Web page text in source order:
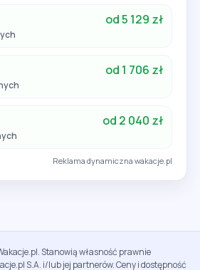
od 5 129 zł
od 1 706 zł
od 2 040 zł
Reklama dynamiczna wakacje.pl
Stanowią własność prawnie
S.A. i/lub jej partnerów. Ceny i dostępność